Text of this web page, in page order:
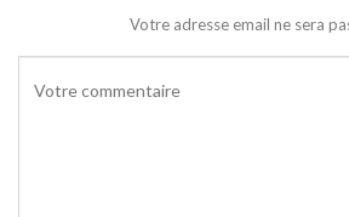
Votre adresse email ne sera